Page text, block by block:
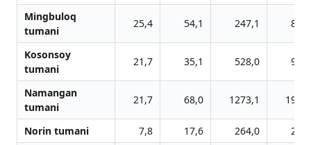
Mingbuloq
tumani
25,4 54,1 247,1 88,1
Kosonsoy
tumani
21,7 35,1 528,0 93,1
Namangan
tumani
21,7 68,0 1273,1 191,6
Norin tumani 7,8 17,6 264,0
27,1